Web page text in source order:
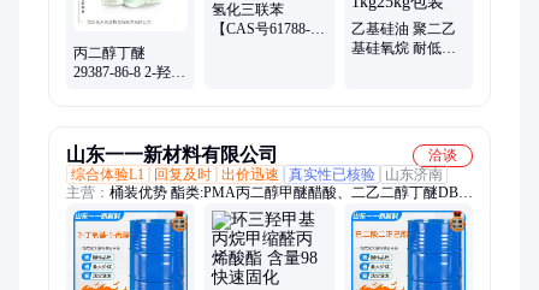
丙二醇丁醚
29387-86-8 2-羟丙
氢化三联苯
【CAS号61788-
乙基硅油 聚二乙
基硅氧烷 耐低温
山东一一新材料有限公司
洽谈
综合体验L1
回复及时 出价迅速 真实性已核验
山东济南
主营： 桶装优势 酯类:PMA丙二醇甲醚醋酸、二乙二醇丁醚DB、
精丙、异丙醇、乙二醇丁醚BCS、二丙酮醇、无水乙醇、甲缩
醛、甲醇、二甲苯、环己酮、乙二醇乙醚醋酸酯、乙二醇二醋酸
酯、二丙二醇甲醚醋酸酯、丙二醇二乙酸酯、二丙二醇丁醚
DPNB、二丙二醇甲醚、甲基异丁基甲酮、甲基丙烯酸羟丙酯、